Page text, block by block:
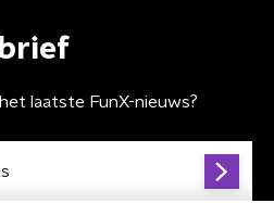
laatste FunX-nieuws?